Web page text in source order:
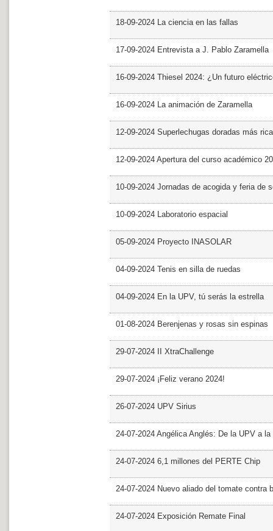
18-09-2024 La ciencia en las fallas
17-09-2024 Entrevista a J. Pablo Zaramella
16-09-2024 Thiesel 2024: ¿Un futuro
16-09-2024 La animación de Zaramella
12-09-2024 Superlechugas doradas más
12-09-2024 Apertura del curso académico
10-09-2024 Jornadas de acogida y feria de
10-09-2024 Laboratorio espacial
05-09-2024 Proyecto INASOLAR
04-09-2024 Tenis en silla de ruedas
04-09-2024 En la UPV, tú serás la estrella
01-08-2024 Berenjenas y rosas sin espinas
29-07-2024 II XtraChallenge
29-07-2024 ¡Feliz verano 2024!
26-07-2024 UPV Sirius
24-07-2024 Angélica Anglés: De la UPV a
24-07-2024 6,1 millones del PERTE Chip
24-07-2024 Nuevo aliado del tomate contra
24-07-2024 Exposición Remate Final